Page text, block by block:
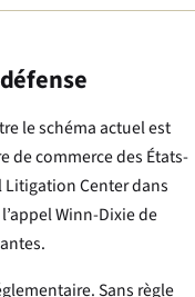
le schéma actuel est
de commerce des États-
Litigation Center dans
Winn-Dixiede
Sans règle